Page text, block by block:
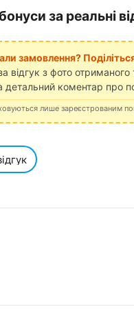
за реальні
замовлення?
відгук з фото отриманого
детальний коментар про
лише зареєстрованим